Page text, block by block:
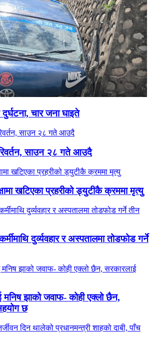
दुर्घटना, चार जना घाइते
साउन २८ गते आउदै
खटिएका प्रहरीको ड्युटीकै क्रममा मृत्यु
दुर्व्यवहार र अस्पतालमा तोडफोड गर्ने
मनिष झाको जवाफ- कोही एक्लो छैन,
छ